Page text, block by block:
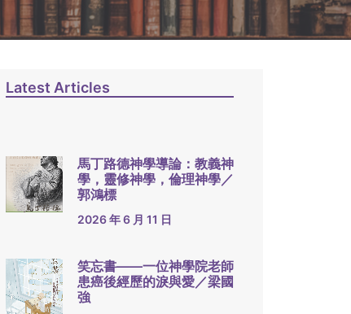
Latest Articles
馬丁路德神學導論：教義神
學，靈修神學，倫理神學／
郭鴻標
2026 年 6 月 11 日
笑忘書——一位神學院老師
患癌後經歷的淚與愛／梁國
強